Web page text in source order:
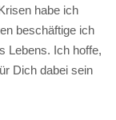
habe ich
beschäftige ich
Lebens. Ich hoffe,
Dich dabei sein